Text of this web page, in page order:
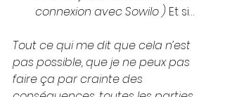
connexion avec Sowilo ) Et si…
Tout ce qui me dit que cela n’est
pas possible, que je ne peux pas
faire ça par crainte des